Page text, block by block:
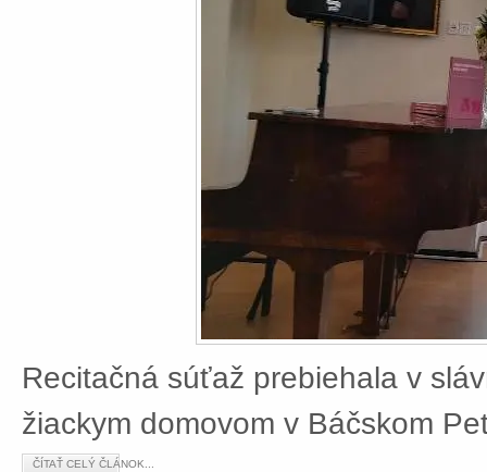
Recitačná súťaž prebiehala v
žiackym domovom v Báčskom
ČÍTAŤ CELÝ ČLÁNOK...